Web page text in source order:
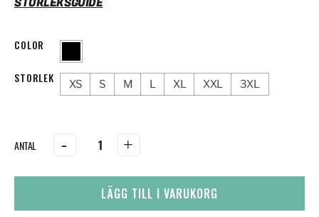
COLOR
STORLEK XS S M L XL XXL 3XL
- +
LÄGG TILL I VARUKORG